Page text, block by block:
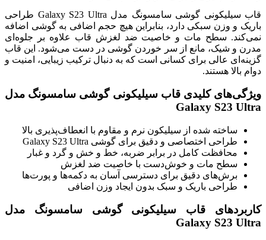
قاب سیلیکونی گوشی سامسونگ مدل Galaxy S23 Ultra طراحی
باریک و وزن سبکی دارد، بنابراین هیچ حجم اضافی به گوشی اضافه
نمی‌کند. سطح مات و خاصیت ضد لغزش قاب علاوه بر جلوه‌ای
مدرن و شیک، مانع از سر خوردن گوشی در دست می‌شود. این قاب
گزینه‌ای عالی برای کسانی است که به دنبال ترکیب زیبایی، امنیت و
دوام بالا هستند.
ویژگی‌های کلیدی قاب سیلیکونی گوشی سامسونگ مدل
Galaxy S23 Ultra
ساخته شده از سیلیکون نرم و مقاوم با انعطاف‌پذیری بالا
طراحی اختصاصی و دقیق برای گوشی Galaxy S23 Ultra
محافظت کامل در برابر ضربه، خط و خش و گرد و غبار
سطح مات و خوش‌دست با خاصیت ضد لغزش
برش‌های دقیق برای دسترسی آسان به دکمه‌ها و پورت‌ها
طراحی باریک و سبک بدون ایجاد وزن اضافی
کاربردهای قاب سیلیکونی گوشی سامسونگ مدل
Galaxy S23 Ultra